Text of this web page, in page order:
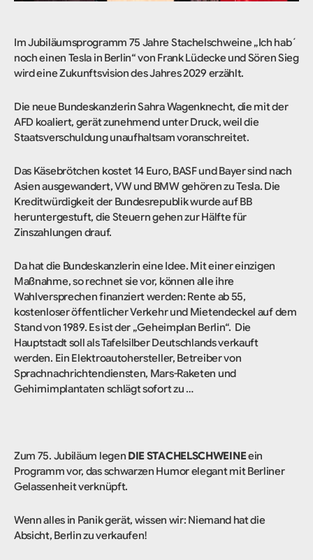
Im Jubiläumsprogramm 75 Jahre Stachelschweine „Ich hab´
noch einen Tesla in Berlin“ von Frank Lüdecke und Sören Sieg
wird eine Zukunftsvision des Jahres 2029 erzählt.
Die neue Bundeskanzlerin Sahra Wagenknecht, die mit der
AFD koaliert, gerät zunehmend unter Druck, weil die
Staatsverschuldung unaufhaltsam voranschreitet.
Das Käsebrötchen kostet 14 Euro, BASF und Bayer sind nach
Asien ausgewandert, VW und BMW gehören zu Tesla. Die
Kreditwürdigkeit der Bundesrepublik wurde auf BB
heruntergestuft, die Steuern gehen zur Hälfte für
Zinszahlungen drauf.
Da hat die Bundeskanzlerin eine Idee. Mit einer einzigen
Maßnahme, so rechnet sie vor, können alle ihre
Wahlversprechen finanziert werden: Rente ab 55,
kostenloser öffentlicher Verkehr und Mietendeckel auf dem
Stand von 1989. Es ist der „Geheimplan Berlin“. Die
Hauptstadt soll als Tafelsilber Deutschlands verkauft
werden. Ein Elektroautohersteller, Betreiber von
Sprachnachrichtendiensten, Mars-Raketen und
Gehirnimplantaten schlägt sofort zu …
Zum 75. Jubiläum legen DIE STACHELSCHWEINEein
Programm vor, das schwarzen Humor elegant mit Berliner
Gelassenheit verknüpft.
Wenn alles in Panik gerät, wissen wir: Niemand hat die
Absicht, Berlin zu verkaufen!